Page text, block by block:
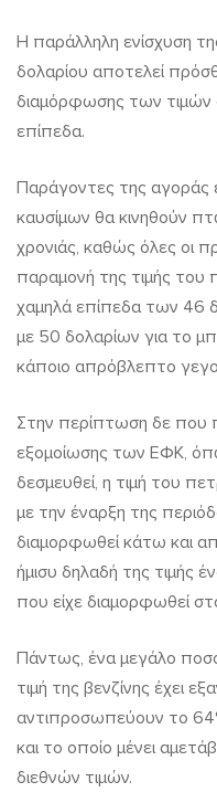
Η παράλληλη ενίσχυση
δολαρίου αποτελεί
διαμόρφωσης των τιμών
επίπεδα.
Παράγοντες της αγοράς
καυσίμων θα κινηθούν
χρονιάς, καθώς όλες οι
παραμονή της τιμής του
χαμηλά επίπεδα των 46
με 50 δολαρίων για το
κάποιο απρόβλεπτο
Στην περίπτωση δε που
εξομοίωσης των ΕΦΚ,
δεσμευθεί, η τιμή του
με την έναρξη της
διαμορφωθεί κάτω και
ήμισυ δηλαδή της τιμής
που είχε διαμορφωθεί
Πάντως, ένα μεγάλο
τιμή της βενζίνης έχει
αντιπροσωπεύουν το
και το οποίο μένει
διεθνών τιμών.